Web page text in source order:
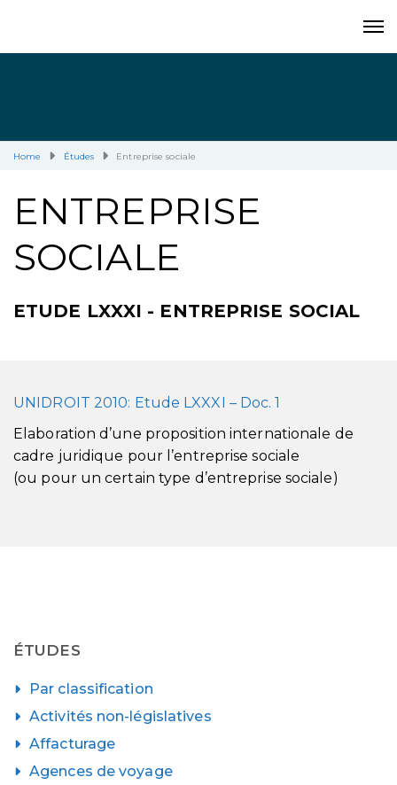
Home Études Entreprise sociale
ENTREPRISE
SOCIALE
ETUDE LXXXI - ENTREPRISE SOCIAL
UNIDROIT 2010: Etude LXXXI – Doc. 1
Elaboration d’une proposition internationale de
cadre juridique pour l’entreprise sociale
(ou pour un certain type d’entreprise sociale)
ÉTUDES
Par classification
Activités non-législatives
Affacturage
Agences de voyage